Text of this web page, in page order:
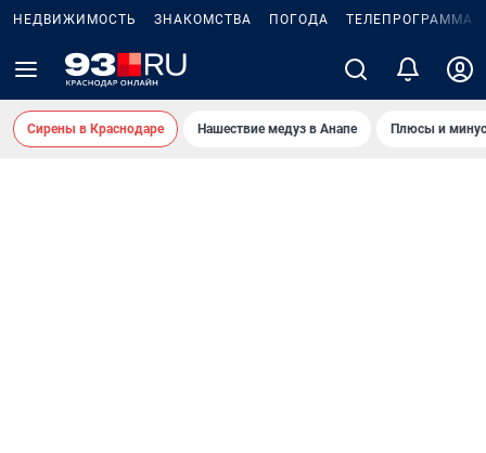
НЕДВИЖИМОСТЬ ЗНАКОМСТВА ПОГОДА ТЕЛЕПРОГРАММА
Сирены в Краснодаре Нашествие медуз в Анапе Плюсы и